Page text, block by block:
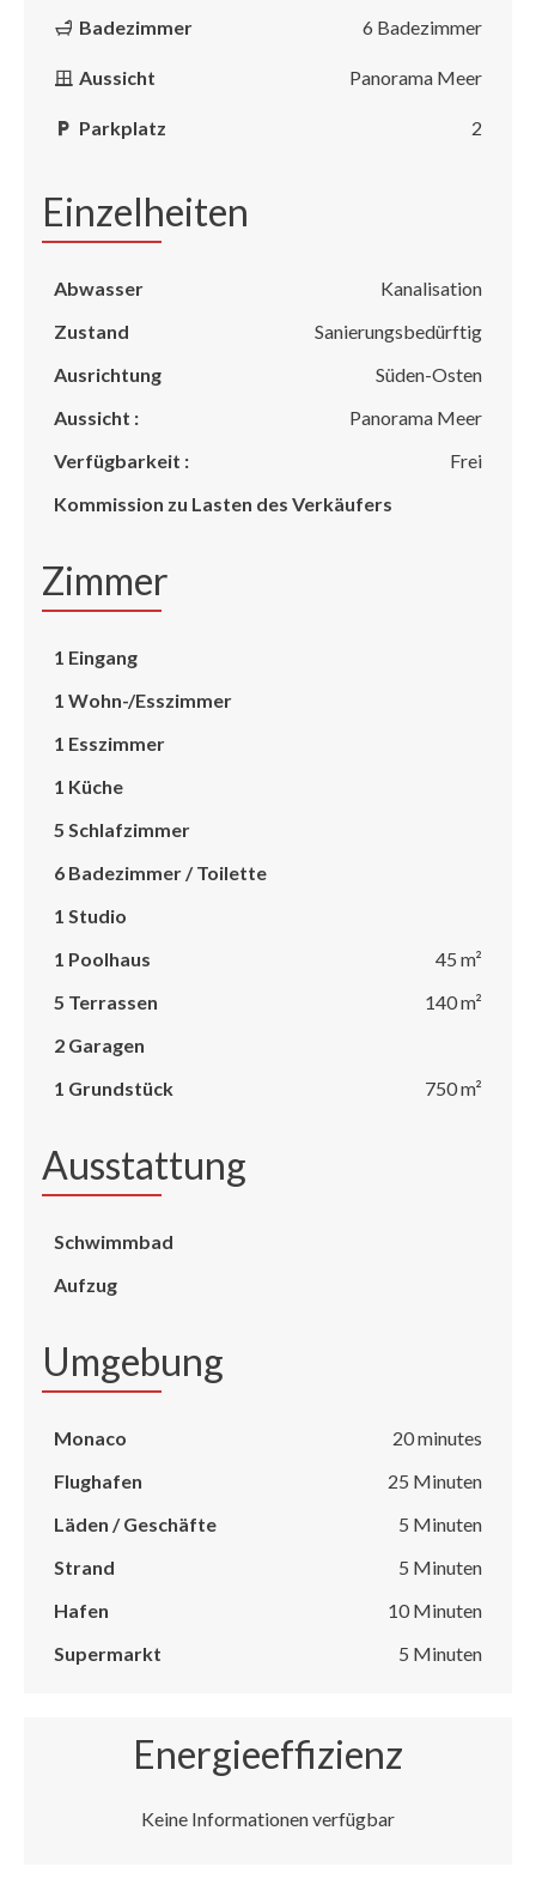
Badezimmer 6 Badezimmer
Aussicht Panorama Meer
Parkplatz 2
Einzelheiten
Abwasser
Kanalisation
Zustand
Sanierungsbedürftig
Ausrichtung
Süden-Osten
Aussicht :
Panorama Meer
Verfügbarkeit :
Frei
Kommission zu Lasten des Verkäufers
Zimmer
1 Eingang
1 Wohn-/Esszimmer
1 Esszimmer
1 Küche
5 Schlafzimmer
6 Badezimmer / Toilette
1 Studio
1 Poolhaus
45 m²
5 Terrassen
140 m²
2 Garagen
1 Grundstück
750 m²
Ausstattung
Schwimmbad
Aufzug
Umgebung
Monaco
20 minutes
Flughafen
25 Minuten
Läden / Geschäfte
5 Minuten
Strand
5 Minuten
Hafen
10 Minuten
Supermarkt
5 Minuten
Energieeffizienz
Keine Informationen verfügbar